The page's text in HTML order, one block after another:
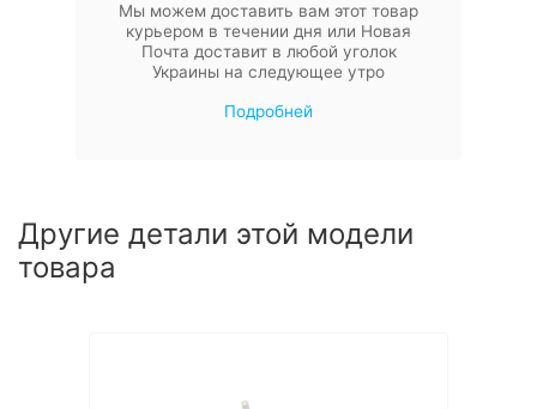
Мы можем доставить вам этот товар
курьером в течении дня или Новая
Почта доставит в любой уголок
Украины на следующее утро
Подробней
Другие детали этой модели
товара